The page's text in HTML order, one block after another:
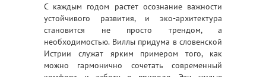
С каждым годом растет осознание важности
устойчивого развития, и эко-архитектура
становится не просто трендом, а
необходимостью. Виллы придума в словенской
Истрии служат ярким примером того, как
можно гармонично сочетать современный